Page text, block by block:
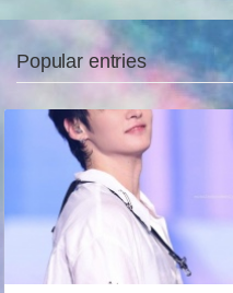
Popular entries